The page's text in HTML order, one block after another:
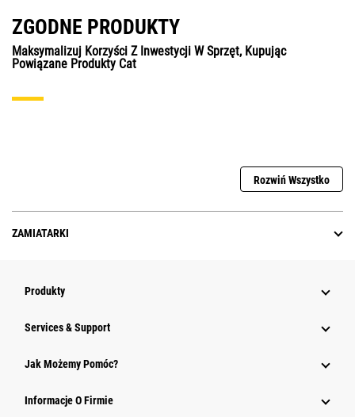
ZGODNE PRODUKTY
Maksymalizuj Korzyści Z Inwestycji W Sprzęt, Kupując
Powiązane Produkty Cat
Rozwiń Wszystko
ZAMIATARKI
Produkty
Services & Support
Jak Możemy Pomóc?
Informacje O Firmie